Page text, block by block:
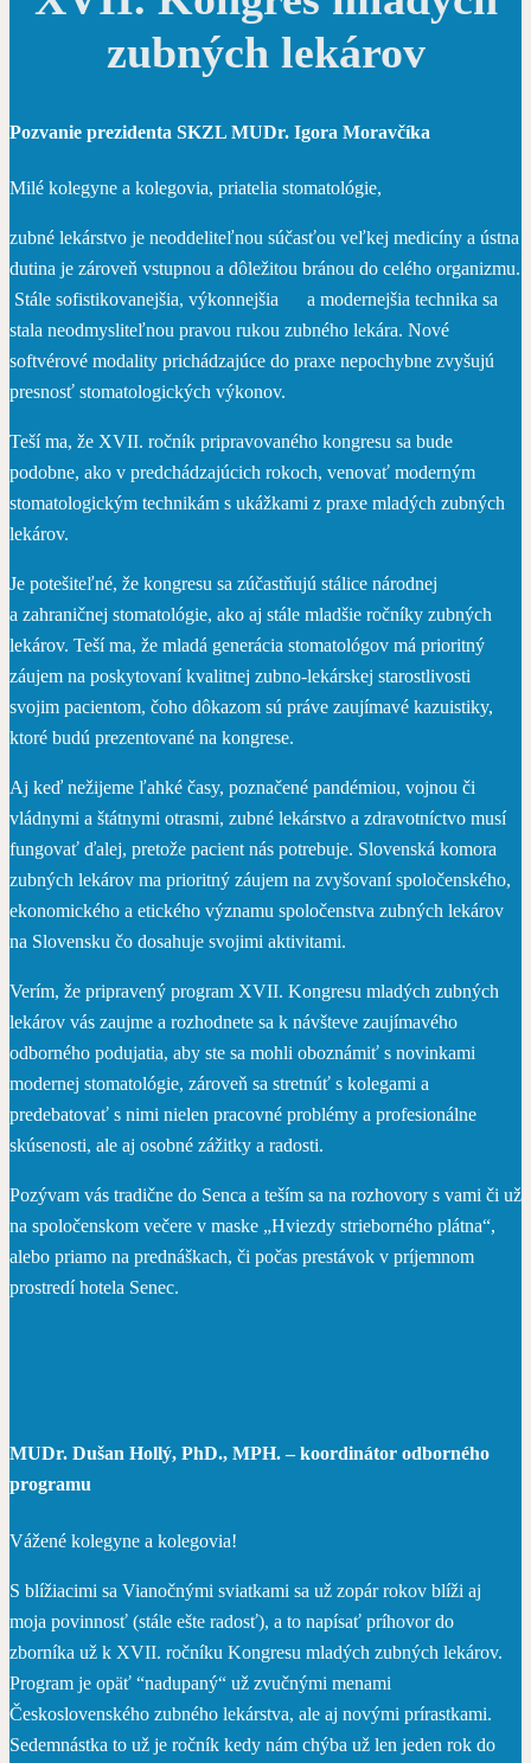
zubných lekárov
Pozvanie prezidenta SKZL MUDr. Igora Moravčíka
Milé kolegyne a kolegovia, priatelia stomatológie,
zubné lekárstvo je neoddeliteľnou súčasťou veľkej medicíny a ústna
dutina je zároveň vstupnou a dôležitou bránou do celého organizmu.
Stále sofistikovanejšia, výkonnejšia a modernejšia technika sa
stala neodmysliteľnou pravou rukou zubného lekára. Nové
softvérové modality prichádzajúce do praxe nepochybne zvyšujú
presnosť stomatologických výkonov.
Teší ma, že XVII. ročník pripravovaného kongresu sa bude
podobne, ako v predchádzajúcich rokoch, venovať moderným
stomatologickým technikám s ukážkami z praxe mladých zubných
lekárov.
Je potešiteľné, že kongresu sa zúčastňujú stálice národnej
a zahraničnej stomatológie, ako aj stále mladšie ročníky zubných
lekárov. Teší ma, že mladá generácia stomatológov má prioritný
záujem na poskytovaní kvalitnej zubno-lekárskej starostlivosti
svojim pacientom, čoho dôkazom sú práve zaujímavé kazuistiky,
ktoré budú prezentované na kongrese.
Aj keď nežijeme ľahké časy, poznačené pandémiou, vojnou či
vládnymi a štátnymi otrasmi, zubné lekárstvo a zdravotníctvo musí
fungovať ďalej, pretože pacient nás potrebuje. Slovenská komora
zubných lekárov ma prioritný záujem na zvyšovaní spoločenského,
ekonomického a etického významu spoločenstva zubných lekárov
na Slovensku čo dosahuje svojimi aktivitami.
Verím, že pripravený program XVII. Kongresu mladých zubných
lekárov vás zaujme a rozhodnete sa k návšteve zaujímavého
odborného podujatia, aby ste sa mohli oboznámiť s novinkami
modernej stomatológie, zároveň sa stretnúť s kolegami a
predebatovať s nimi nielen pracovné problémy a profesionálne
skúsenosti, ale aj osobné zážitky a radosti.
Pozývam vás tradične do Senca a teším sa na rozhovory s vami či už
na spoločenskom večere v maske „Hviezdy strieborného plátna“,
alebo priamo na prednáškach, či počas prestávok v príjemnom
prostredí hotela Senec.
MUDr. Dušan Hollý, PhD., MPH. – koordinátor odborného
programu
Vážené kolegyne a kolegovia!
S blížiacimi sa Vianočnými sviatkami sa už zopár rokov blíži aj
moja povinnosť (stále ešte radosť), a to napísať príhovor do
zborníka už k XVII. ročníku Kongresu mladých zubných lekárov.
Program je opäť “nadupaný“ už zvučnými menami
Československého zubného lekárstva, ale aj novými prírastkami.
Sedemnástka to už je ročník kedy nám chýba už len jeden rok do